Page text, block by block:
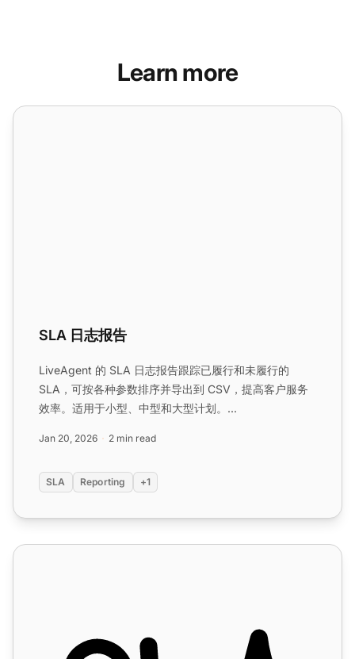
Learn more
SLA 日志报告
SLA 日志报告
LiveAgent 的 SLA 日志报告跟踪已履行和未履行的
SLA，可按各种参数排序并导出到 CSV，提高客户服务
效率。适用于小型、中型和大型计划。...
Jan 20, 2026 2 min read
SLA Reporting +1
服务级别协议 (SLA) 功能